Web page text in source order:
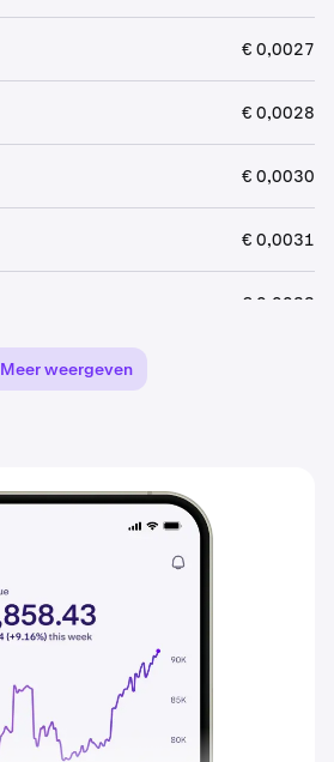
€ 0,0027
€ 0,0028
€ 0,0030
€ 0,0031
€ 0,0033
Meer weergeven